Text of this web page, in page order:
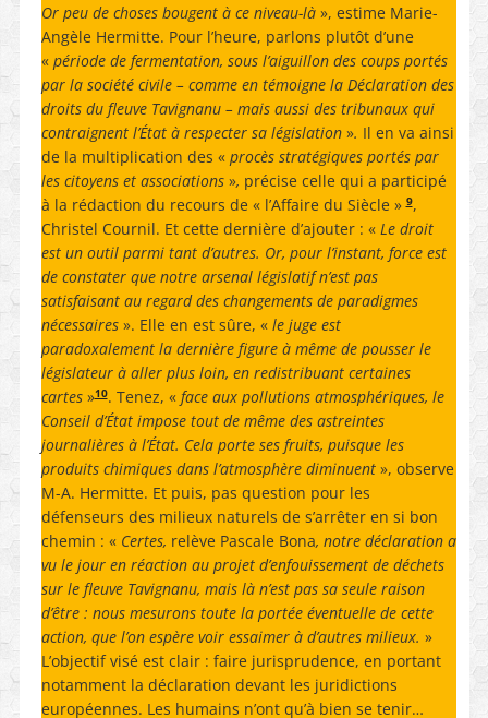
Or peu de choses bougent à ce niveau-là», estime Marie-
Angèle Hermitte. Pour l’heure, parlons plutôt d’une
« période de fermentation, sous l’aiguillon des coups portés
par la société civile – comme en témoigne la Déclaration des
droits du fleuve Tavignanu – mais aussi des tribunaux qui
contraignent l’État à respecter sa législation ». Il en va ainsi
de la multiplication des « procès stratégiques portés par
les citoyens et associations », précise celle qui a participé
à la rédaction du recours de « l’Affaire du Siècle »9,
Christel Cournil. Et cette dernière d’ajouter : « Le droit
est un outil parmi tant d’autres. Or, pour l’instant, force est
de constater que notre arsenal législatif n’est pas
satisfaisant au regard des changements de paradigmes
nécessaires». Elle en est sûre, « le juge est
paradoxalement la dernière figure à même de pousser le
législateur à aller plus loin, en redistribuant certaines
cartes»10. Tenez, « face aux pollutions atmosphériques, le
Conseil d’État impose tout de même des astreintes
journalières à l’État. Cela porte ses fruits, puisque les
produits chimiques dans l’atmosphère diminuent », observe
M-A. Hermitte. Et puis, pas question pour les
défenseurs des milieux naturels de s’arrêter en si bon
chemin : « Certes, relève Pascale Bona, notre déclaration a
vu le jour en réaction au projet d’enfouissement de déchets
sur le fleuve Tavignanu, mais là n’est pas sa seule raison
d’être : nous mesurons toute la portée éventuelle de cette
action, que l’on espère voir essaimer à d’autres milieux. »
L’objectif visé est clair : faire jurisprudence, en portant
notamment la déclaration devant les juridictions
européennes. Les humains n’ont qu’à bien se tenir…